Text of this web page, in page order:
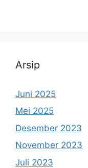
Arsip
Juni 2025
Mei 2025
Desember 2023
November 2023
Juli 2023